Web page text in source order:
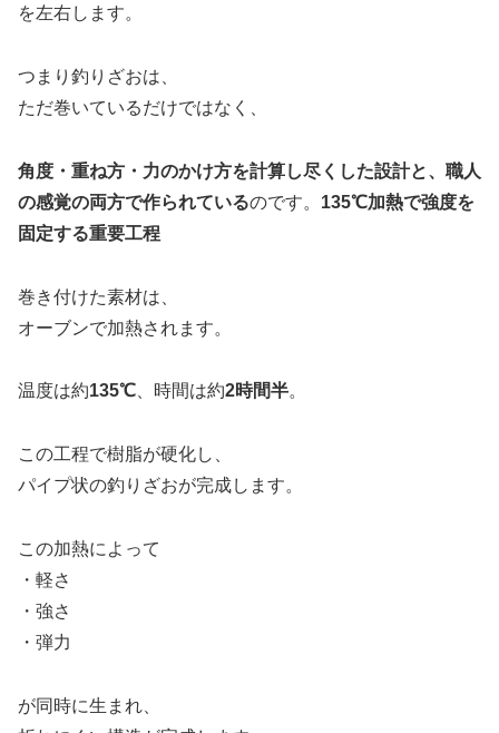
を左右します。
つまり釣りざおは、
ただ巻いているだけではなく、
角度・重ね方・力のかけ方を計算し尽くした設計と、職人
の感覚の両方で作られているのです。 135℃加熱で強度を
固定する重要工程
巻き付けた素材は、
オーブンで加熱されます。
温度は約135℃、時間は約2時間半。
この工程で樹脂が硬化し、
パイプ状の釣りざおが完成します。
この加熱によって
・軽さ
・強さ
・弾力
が同時に生まれ、